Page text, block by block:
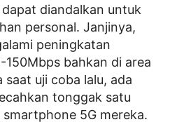
diandalkan untuk
personal. Janjinya,
peningkatan
bahkan di area
uji coba lalu, ada
tonggak satu
5G mereka.